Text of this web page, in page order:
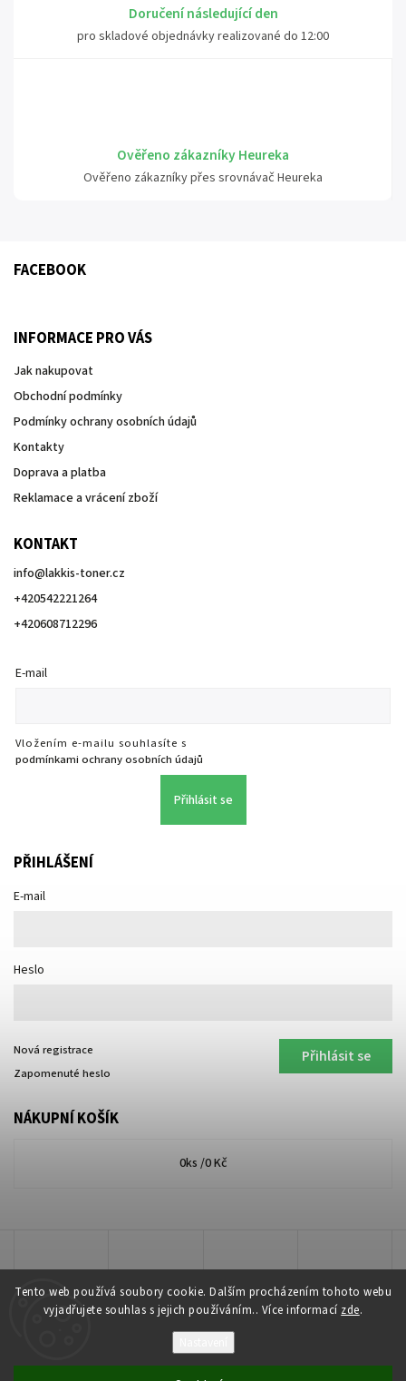
Tento web používá soubory cookie. Dalším procházením tohoto webu
vyjadřujete souhlas s jejich používáním.. Více informací zde.
Doručení následující den
pro skladové objednávky realizované do 12:00
Ověřeno zákazníky Heureka
Ověřeno zákazníky přes srovnávač Heureka
FACEBOOK
INFORMACE PRO VÁS
Jak nakupovat
Obchodní podmínky
Podmínky ochrany osobních údajů
Kontakty
Doprava a platba
Reklamace a vrácení zboží
KONTAKT
info@lakkis-toner.cz
+420542221264
+420608712296
E-mail
Vložením e-mailu souhlasíte s
podmínkami ochrany osobních údajů
Přihlásit se
PŘIHLÁŠENÍ
E-mail
Heslo
Přihlásit se
Nová registrace
Zapomenuté heslo
NÁKUPNÍ KOŠÍK
0ks /0 Kč